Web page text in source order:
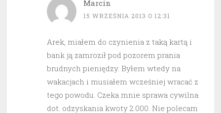
Marcin
15 WRZEŚNIA 2013 O 12:31
Arek, miałem do czynienia z taką kartą i
bank ją zamroził pod pozorem prania
brudnych pieniędzy. Byłem wtedy na
wakacjach i musiałem wcześniej wracać z
tego powodu. Czeka mnie sprawa cywilna
dot. odzyskania kwoty 2.000. Nie polecam